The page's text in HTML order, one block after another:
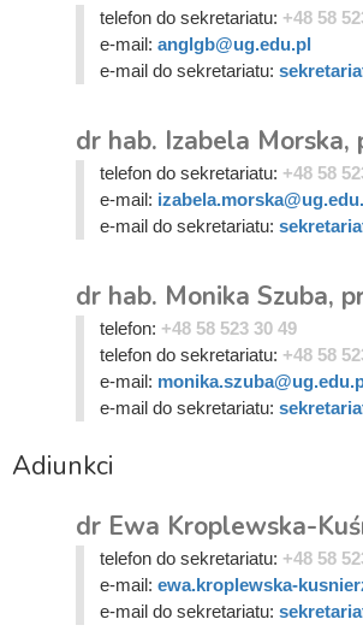
telefon do sekretariatu: +48 58
e-mail: anglgb@ug.edu.pl
e-mail do sekretariatu:
dr hab. Izabela Morska,
telefon do sekretariatu: +48 58
e-mail:
e-mail do sekretariatu:
dr hab. Monika Szuba,
telefon: +48 58 523 30 49
telefon do sekretariatu: +48 58
e-mail:
e-mail do sekretariatu:
Adiunkci
dr Ewa Kroplewska-
telefon do sekretariatu: +48 58
e-mail: ewa.kroplewska-
e-mail do sekretariatu: